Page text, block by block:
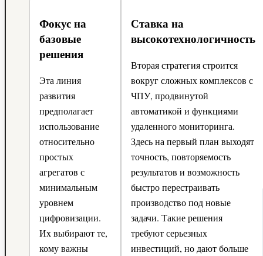
Фокус на
базовые
решения
Эта линия
развития
предполагает
использование
относительно
простых
агрегатов с
минимальным
уровнем
цифровизации.
Их выбирают те,
кому важны
Ставка на
высокотехнологичность
Вторая стратегия строится
вокруг сложных комплексов с
ЧПУ, продвинутой
автоматикой и функциями
удаленного мониторинга.
Здесь на первый план выходят
точность, повторяемость
результатов и возможность
быстро перестраивать
производство под новые
задачи. Такие решения
требуют серьезных
инвестиций, но дают больше